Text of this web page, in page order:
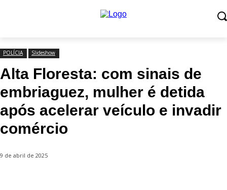
POLÍCIA Slideshow
Alta Floresta: com sinais de
embriaguez, mulher é detida
após acelerar veículo e invadir
comércio
9 de abril de 2025